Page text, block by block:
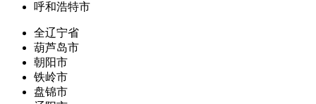
呼和浩特市
全辽宁省
葫芦岛市
朝阳市
铁岭市
盘锦市